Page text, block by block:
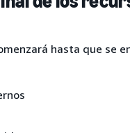
hasta que se